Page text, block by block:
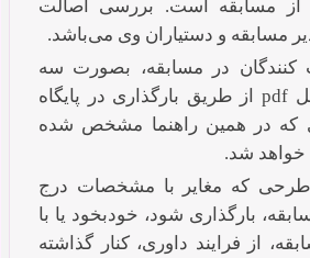
از مسابقه است. بررسی اصالت
مسابقه و دستیاران وی می‌باشد.
در مسابقه، بصورت سه
فایل JPG و یک فایل pdf از طریق بارگذاری در پایگاه
که در همین راهنما مشخص شده
خواهد شد.
طرحی که مغایر با مشخصات درج
بارگذاری شود، خودبخود یا با
از فرایند داوری، کنار گذاشته